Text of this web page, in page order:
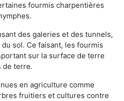
fourmis charpentières
des galeries et des tunnels,
sol. Ce faisant, les fourmis
sur la surface de terre
de terre.
en agriculture comme
fruitiers et cultures contre